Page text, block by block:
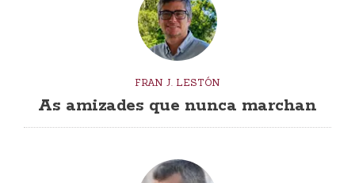
FRAN J. LESTÓN
As amizades que nunca marchan